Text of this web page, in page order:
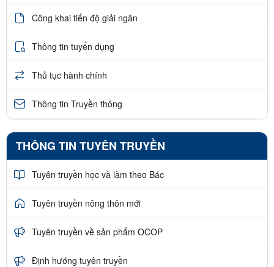
Công khai tiến độ giải ngân
Thông tin tuyển dụng
Thủ tục hành chính
Thông tin Truyền thông
THÔNG TIN TUYÊN TRUYỀN
Tuyên truyền học và làm theo Bác
Tuyên truyền nông thôn mới
Tuyên truyền về sản phẩm OCOP
Định hướng tuyên truyền